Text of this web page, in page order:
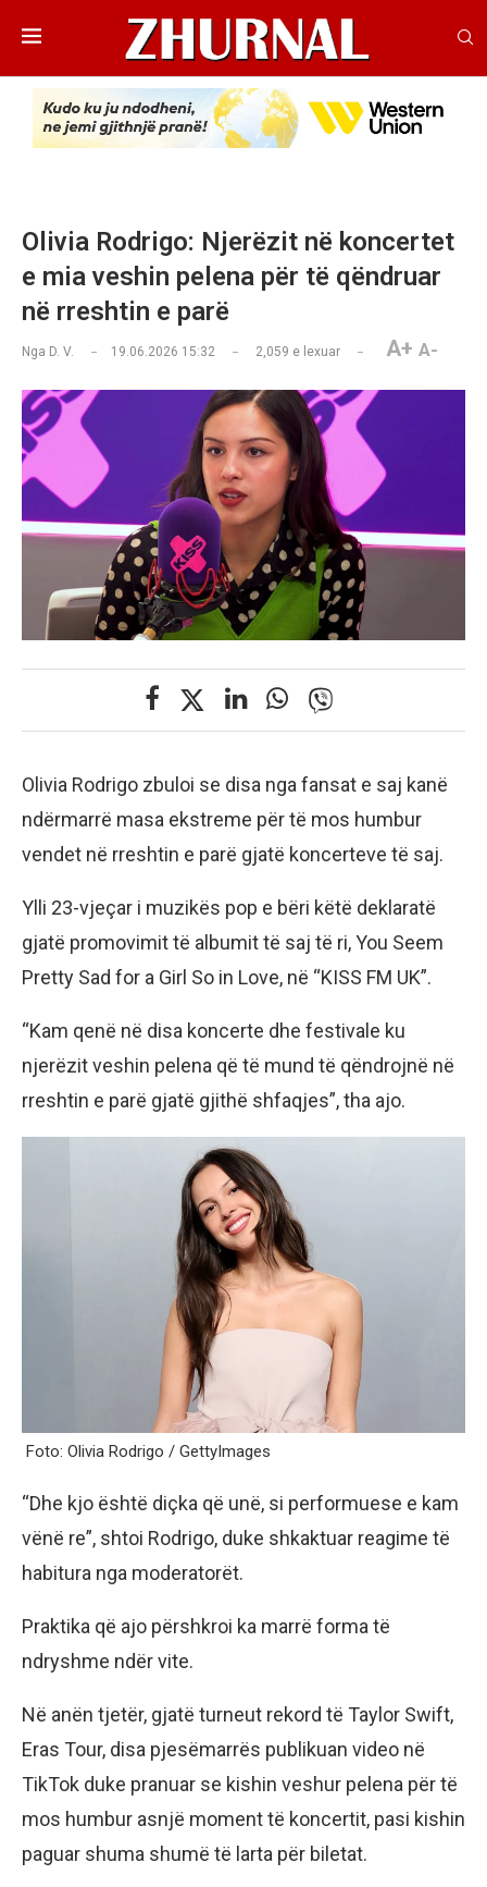
Olivia Rodrigo: Njerëzit në koncertet
e mia veshin pelena për të qëndruar
në rreshtin e parë
Nga D. V. 19.06.2026 15:32 2,059 e lexuar A+ A-
Olivia Rodrigo zbuloi se disa nga fansat e saj kanë
ndërmarrë masa ekstreme për të mos humbur
vendet në rreshtin e parë gjatë koncerteve të saj.
Ylli 23-vjeçar i muzikës pop e bëri këtë deklaratë
gjatë promovimit të albumit të saj të ri, You Seem
Pretty Sad for a Girl So in Love, në “KISS FM UK”.
“Kam qenë në disa koncerte dhe festivale ku
njerëzit veshin pelena që të mund të qëndrojnë në
rreshtin e parë gjatë gjithë shfaqjes”, tha ajo.
Foto: Olivia Rodrigo / GettyImages
“Dhe kjo është diçka që unë, si performuese e kam
vënë re”, shtoi Rodrigo, duke shkaktuar reagime të
habitura nga moderatorët.
Praktika që ajo përshkroi ka marrë forma të
ndryshme ndër vite.
Në anën tjetër, gjatë turneut rekord të Taylor Swift,
Eras Tour, disa pjesëmarrës publikuan video në
TikTok duke pranuar se kishin veshur pelena për të
mos humbur asnjë moment të koncertit, pasi kishin
paguar shuma shumë të larta për biletat.